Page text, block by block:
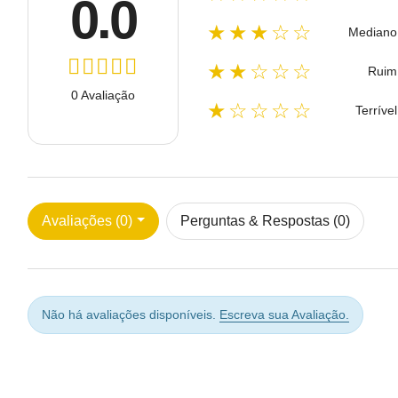
0.0
0 Avaliação
★★★☆☆ Mediano
★★☆☆☆ Ruim
★☆☆☆☆ Terrível
Avaliações (0) Perguntas & Respostas (0)
Não há avaliações disponíveis. Escreva sua Avaliação.